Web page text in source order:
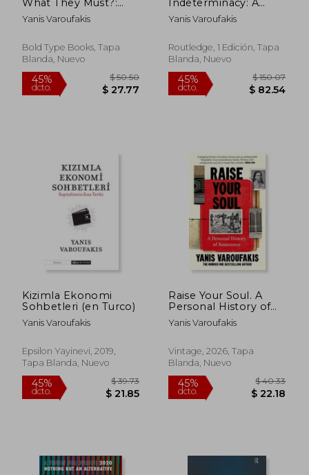
45% $ 46.92 45%
Europe's Crisis and
America's Economic
Yanis Varoufakis
Bold Type Books, Tapa
Blanda, Nuevo
Personal Encounter
With the Economists'
Inglés)
Yanis Varoufakis
Routledge, 1 Edición, Tapa
Blanda, Nuevo
Kizimla Ekonomi
Sohbetleri (en Turco)
Yanis Varoufakis
Epsilon Yayinevi, 2019,
Tapa Blanda, Nuevo
Raise Your Soul. A
Personal History of
Resistance
Yanis Varoufakis
Vintage, 2026, Tapa
Blanda, Nuevo